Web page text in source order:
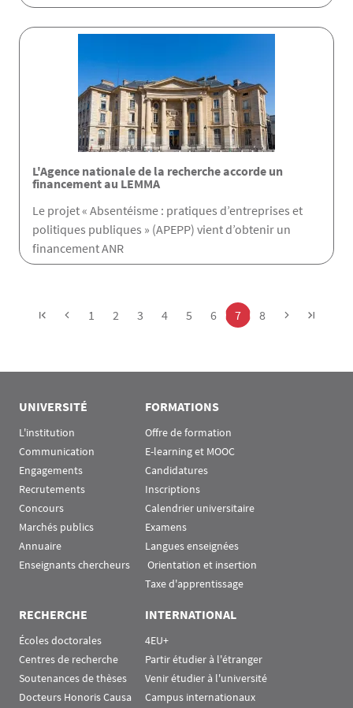
L'Agence nationale de la recherche accorde un
financement au LEMMA
Le projet « Absentéisme : pratiques d’entreprises et
politiques publiques » (APEPP) vient d’obtenir un
financement ANR
Page
1 Page
2 Page
3 Page
4 Page
5 Page
6 Page
7 Page
8
UNIVERSITÉ
L'institution
Communication
Engagements
Recrutements
Concours
Marchés publics
Annuaire
Enseignants chercheurs
FORMATIONS
Offre de formation
E-learning et MOOC
Candidatures
Inscriptions
Calendrier universitaire
Examens
Langues enseignées
Orientation et insertion
Taxe d'apprentissage
RECHERCHE
Écoles doctorales
Centres de recherche
Soutenances de thèses
Docteurs Honoris Causa
INTERNATIONAL
4EU+
Partir étudier à l'étranger
Venir étudier à l'université
Campus internationaux